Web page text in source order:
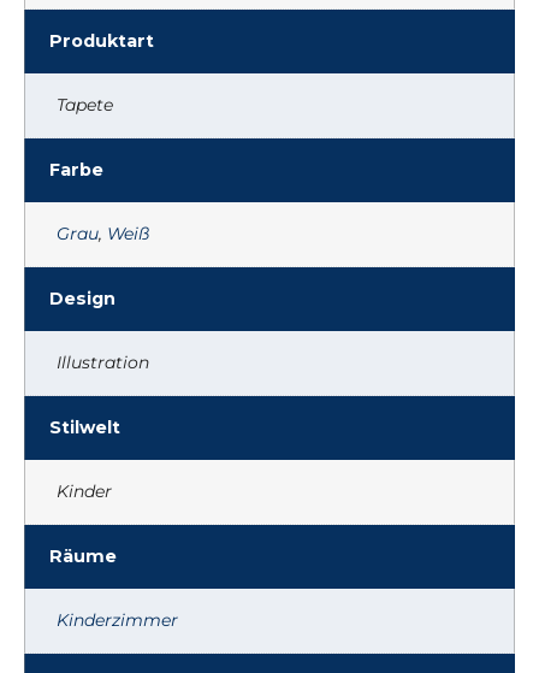
Produktart
Tapete
Farbe
Grau, Weiß
Design
Illustration
Stilwelt
Kinder
Räume
Kinderzimmer